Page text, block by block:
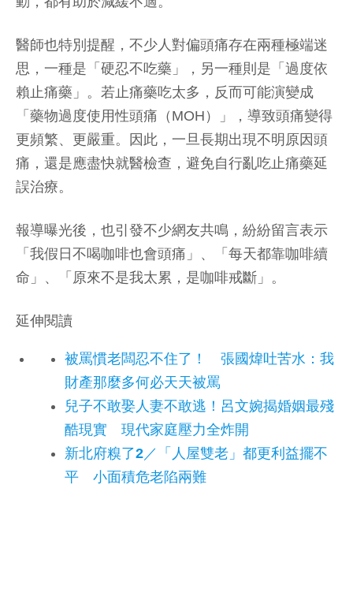
醫師也特別提醒，不少人對偏頭痛存在兩種極端迷
思，一種是「硬忍不吃藥」，另一種則是「過度依
賴止痛藥」。若止痛藥吃太多，反而可能演變成
「藥物過度使用性頭痛（MOH）」，導致頭痛變得
更頻繁、更嚴重。因此，一旦長期出現不明原因頭
痛，還是應盡快就醫檢查，避免自行亂吃止痛藥延
誤治療。
報導曝光後，也引發不少網友共鳴，紛紛留言表示
「我假日不喝咖啡也會頭痛」、「每天都靠咖啡續
命」、「原來不是我太累，是咖啡戒斷」。
延伸閱讀
被罵慣老闆忍不住了！ 張國煒吐苦水：我
財產那麼多何必天天被罵
兒子不敢娶人妻不敢逃！呂文婉揭婚姻最殘
酷現實 現代家庭壓力全炸開
新北府糗了2／「人屋雙老」都更利益擺不
平 小面積危老陷兩難